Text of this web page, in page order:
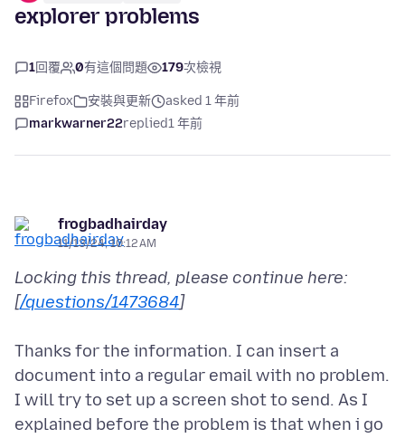
explorer problems
1回覆 0有這個問題 179次檢視
Firefox 安裝與更新
asked 1 年前
markwarner22replied1 年前
frogbadhairday
11/13/24, 10:12 AM
Locking this thread, please continue here:
[/questions/1473684]
Thanks for the information. I can insert a
document into a regular email with no problem.
I will try to set up a screen shot to send. As I
explained before the problem is that when i go